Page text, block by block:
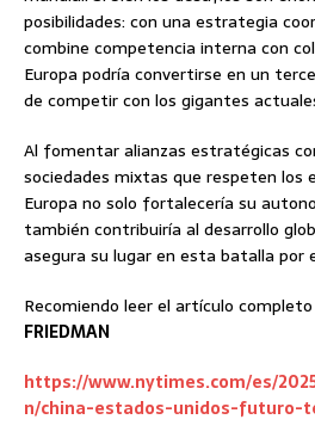
posibilidades: con una estrategia
combine competencia interna con
Europa podría convertirse en un
de competir con los gigantes
Al fomentar alianzas estratégicas
sociedades mixtas que respeten los
Europa no solo fortalecería su
también contribuiría al desarrollo
asegura su lugar en esta batalla por
Recomiendo leer el artículo
FRIEDMAN
https://www.nytimes.com/es/
n/china-estados-unidos-futuro-